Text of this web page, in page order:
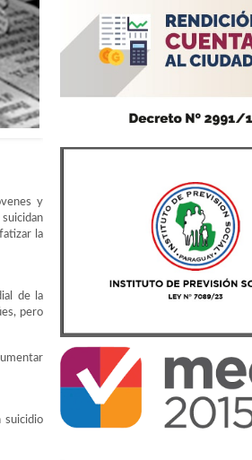
y
la
de la
pero
suicidio